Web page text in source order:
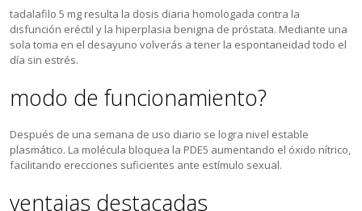
tadalafilo 5 mg resulta la dosis diaria homologada contra la
disfunción eréctil y la hiperplasia benigna de próstata. Mediante una
sola toma en el desayuno volverás a tener la espontaneidad todo el
día sin estrés.
modo de funcionamiento?
Después de una semana de uso diario se logra nivel estable
plasmático. La molécula bloquea la PDE5 aumentando el óxido nítrico,
facilitando erecciones suficientes ante estímulo sexual.
ventajas destacadas